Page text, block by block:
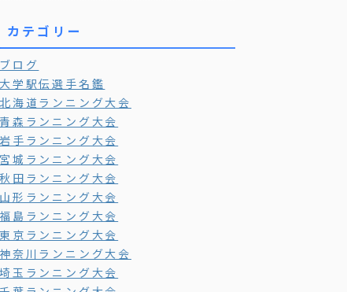
カテゴリー
ブログ
大学駅伝選手名鑑
北海道ランニング大会
青森ランニング大会
岩手ランニング大会
宮城ランニング大会
秋田ランニング大会
山形ランニング大会
福島ランニング大会
東京ランニング大会
神奈川ランニング大会
埼玉ランニング大会